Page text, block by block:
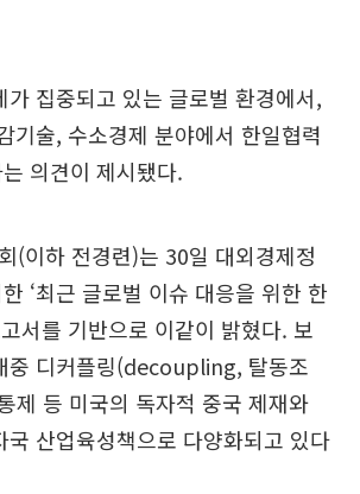
가 집중되고 있는 글로벌 환경에서,
기술, 수소경제 분야에서 한일협력
의견이 제시됐다.
(이하 전경련)는 30일 대외경제정
‘최근 글로벌 이슈 대응을 위한 한
서를 기반으로 이같이 밝혔다. 보
중 디커플링(decoupling, 탈동조
제 등 미국의 독자적 중국 제재와
국 산업육성책으로 다양화되고 있다